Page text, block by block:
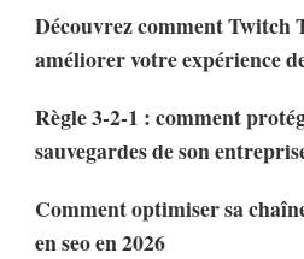
Découvrez comment Twitch
améliorer votre expérience
Règle 3-2-1 : comment
sauvegardes de son
Comment optimiser sa
en seo en 2026